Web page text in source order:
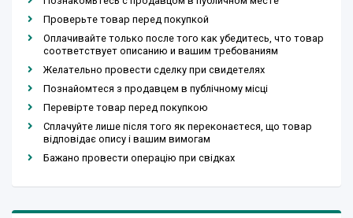
Проверьте товар перед покупкой
Оплачивайте только после того как убедитесь, что товар
соответствует описанию и вашим требованиям
Желательно провести сделку при свидетелях
Познайомтеся з продавцем в публічному місці
Перевірте товар перед покупкою
Сплачуйте лише після того як переконаєтеся, що товар
відповідає опису і вашим вимогам
Бажано провести операцію при свідках